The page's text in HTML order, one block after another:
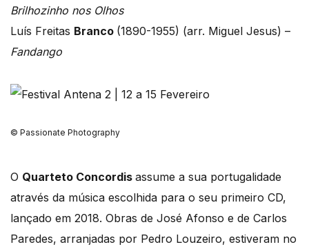
Brilhozinho nos Olhos
Luís Freitas Branco (1890-1955) (arr. Miguel Jesus) –
Fandango
© Passionate Photography
O Quarteto Concordis assume a sua portugalidade
através da música escolhida para o seu primeiro CD,
lançado em 2018. Obras de José Afonso e de Carlos
Paredes, arranjadas por Pedro Louzeiro, estiveram no